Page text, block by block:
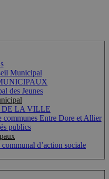
Municipal
des Jeunes
DE LA VILLE
communes Entre Dore et Allier
publics
d’action sociale